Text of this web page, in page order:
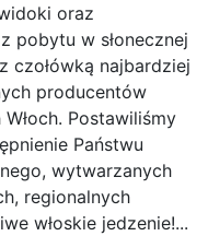
oraz
pobytu w słonecznej
czołówką najbardziej
producentów
Postawiliśmy
Państwu
wytwarzanych
regionalnych
włoskie jedzenie!...